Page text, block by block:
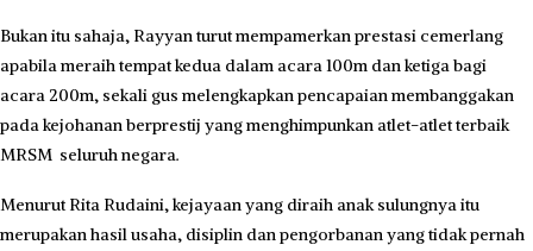
Bukan itu sahaja, Rayyan turut mempamerkan prestasi cemerlang
apabila meraih tempat kedua dalam acara 100m dan ketiga bagi
acara 200m, sekali gus melengkapkan pencapaian membanggakan
pada kejohanan berprestij yang menghimpunkan atlet-atlet terbaik
MRSM seluruh negara.
Menurut Rita Rudaini, kejayaan yang diraih anak sulungnya itu
merupakan hasil usaha, disiplin dan pengorbanan yang tidak pernah